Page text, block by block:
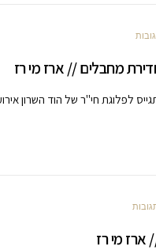
מחבלים // ארז מי רז
ארז מי רז